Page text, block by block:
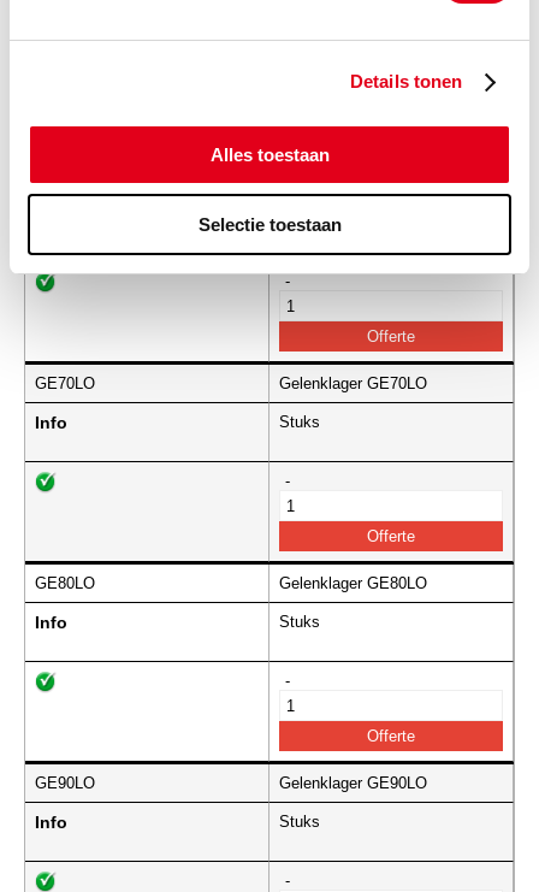
Details tonen
Alles toestaan
Selectie toestaan
GE63LO Gelenklager GE63LO
Stuks
-
GE70LO Gelenklager GE70LO
Info Stuks
-
GE80LO Gelenklager GE80LO
Info Stuks
-
GE90LO Gelenklager GE90LO
Info Stuks
-